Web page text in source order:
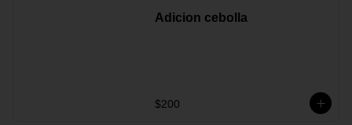
Adicion cebolla
$200